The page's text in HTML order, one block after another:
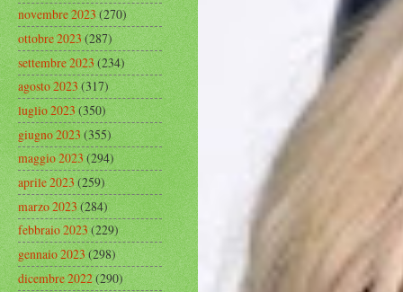
novembre 2023(270)
ottobre 2023(287)
settembre 2023(234)
agosto 2023(317)
luglio 2023(350)
giugno 2023(355)
maggio 2023(294)
aprile 2023(259)
marzo 2023(284)
febbraio 2023(229)
gennaio 2023(298)
dicembre 2022(290)